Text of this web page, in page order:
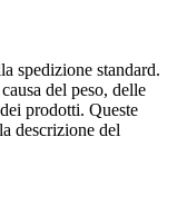
spedizione standard.
del peso, delle
prodotti. Queste
descrizione del